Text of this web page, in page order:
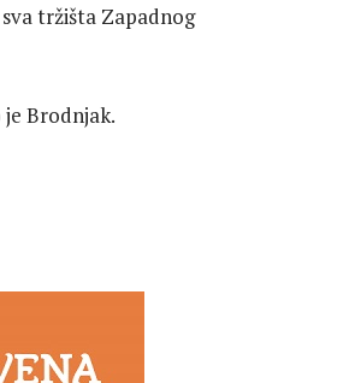
tržišta Zapadnog
Brodnjak.